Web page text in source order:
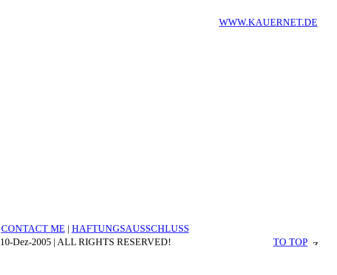
WWW.KAUERNET.DE
CONTACT ME | HAFTUNGSAUSSCHLUSS
10-Dez-2005 | ALL RIGHTS RESERVED! TO TOP